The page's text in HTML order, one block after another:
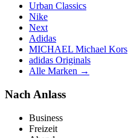
Urban Classics
Nike
Next
Adidas
MICHAEL Michael Kors
adidas Originals
Alle Marken →
Nach Anlass
Business
Freizeit